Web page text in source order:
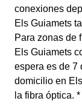
conexiones
Els Guiamets
Para zonas de
Els Guiamets
espera es de 7
domicilio en
la fibra óptica.